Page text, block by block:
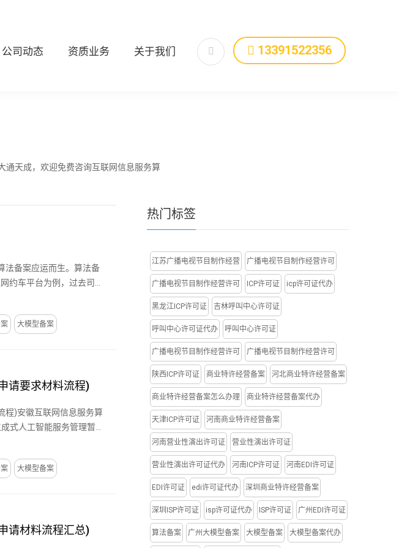
13391522356
公司动态 资质业务 关于我们
通天成，欢迎免费咨询互联网信息服务算
法备案应运而生。算法备
约车平台为例，过去司机
大模型备案
请要求材料流程)
程)安徽互联网信息服务算
式人工智能服务管理暂行
大模型备案
请材料流程汇总)
热门标签
江苏广播电视节目制作经营 广播电视节目制作经营许可
广播电视节目制作经营许可 ICP许可证 icp许可证代办
黑龙江ICP许可证 吉林呼叫中心许可证
呼叫中心许可证代办 呼叫中心许可证
广播电视节目制作经营许可 广播电视节目制作经营许可
陕西ICP许可证 商业特许经营备案 河北商业特许经营备案
商业特许经营备案怎么办理 商业特许经营备案代办
天津ICP许可证 河南商业特许经营备案
河南营业性演出许可证 营业性演出许可证
营业性演出许可证代办 河南ICP许可证 河南EDI许可证
EDI许可证 edi许可证代办 深圳商业特许经营备案
深圳ISP许可证 isp许可证代办 ISP许可证 广州EDI许可证
算法备案 广州大模型备案 大模型备案 大模型备案代办